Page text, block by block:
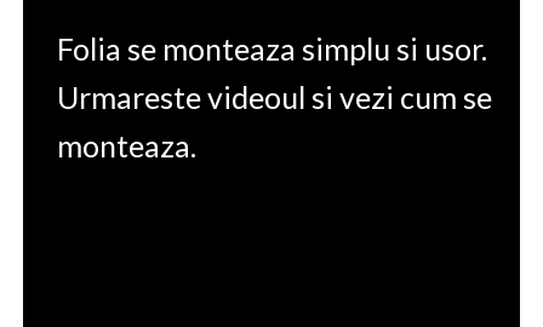
Folia se monteaza simplu si usor.
Urmareste videoul si vezi cum se
monteaza.